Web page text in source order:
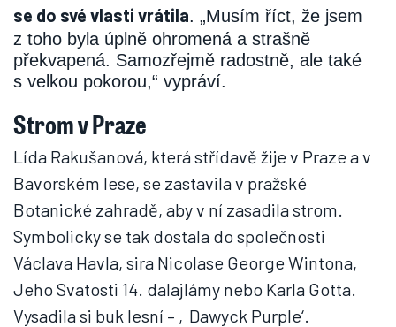
se do své vlasti vrátila. „Musím říct, že jsem
z toho byla úplně ohromená a strašně
překvapená. Samozřejmě radostně, ale také
s velkou pokorou,“ vypráví.
Strom v Praze
Lída Rakušanová, která střídavě žije v Praze a v
Bavorském lese, se zastavila v pražské
Botanické zahradě, aby v ní zasadila strom.
Symbolicky se tak dostala do společnosti
Václava Havla, sira Nicolase George Wintona,
Jeho Svatosti 14. dalajlámy nebo Karla Gotta.
Vysadila si buk lesní – ‚Dawyck Purple‘.